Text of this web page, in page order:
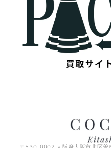
〒530-0002 大阪府大阪市北区